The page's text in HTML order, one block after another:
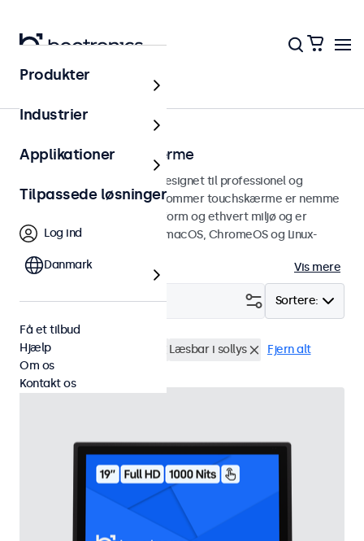
Touchskærme
19 tommer touchskærme
19 tommer touchskærme designet til professionel og
kontinuerlig brug. Disse 19-tommer touchskærme er nemme
at integrere i enhver brugsform og ethvert miljø og er
kompatible med Windows, macOS, ChromeOS og Linux-
Vis mere
Sortere:
Filter (1)
19 tommer touchskærme Læsbar i sollys Fjern alt
Produkter
Industrier
Applikationer
Tilpassede løsninger
Log ind
Danmark
Få et tilbud
Hjælp
Om os
Kontakt os